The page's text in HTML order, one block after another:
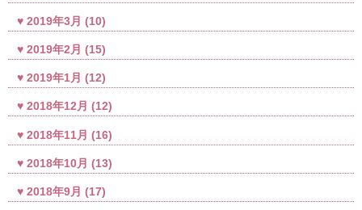
2019年3月 (10)
2019年2月 (15)
2019年1月 (12)
2018年12月 (12)
2018年11月 (16)
2018年10月 (13)
2018年9月 (17)